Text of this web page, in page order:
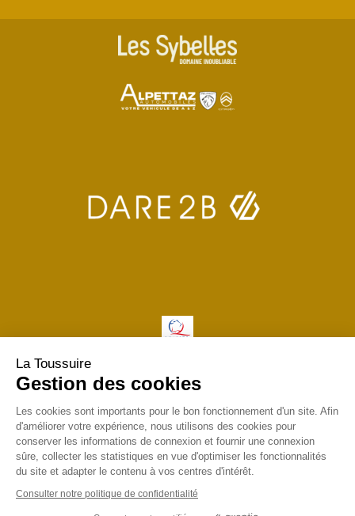
La Toussuire
Gestion des cookies
Les cookies sont importants pour le bon fonctionnement d'un site. Afin
d'améliorer votre expérience, nous utilisons des cookies pour
conserver les informations de connexion et fournir une connexion
sûre, collecter les statistiques en vue d'optimiser les fonctionnalités
du site et adapter le contenu à vos centres d'intérêt.
Consulter notre politique de confidentialité